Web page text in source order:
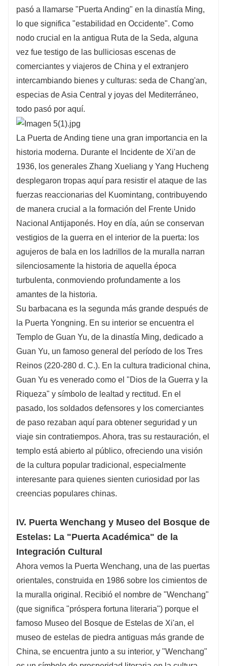
pasó a llamarse "Puerta Anding" en la dinastía Ming,
lo que significa "estabilidad en Occidente". Como
nodo crucial en la antigua Ruta de la Seda, alguna
vez fue testigo de las bulliciosas escenas de
comerciantes y viajeros de China y el extranjero
intercambiando bienes y culturas: seda de Chang'an,
especias de Asia Central y joyas del Mediterráneo,
todo pasó por aquí.
La Puerta de Anding tiene una gran importancia en la
historia moderna. Durante el Incidente de Xi'an de
1936, los generales Zhang Xueliang y Yang Hucheng
desplegaron tropas aquí para resistir el ataque de las
fuerzas reaccionarias del Kuomintang, contribuyendo
de manera crucial a la formación del Frente Unido
Nacional Antijaponés. Hoy en día, aún se conservan
vestigios de la guerra en el interior de la puerta: los
agujeros de bala en los ladrillos de la muralla narran
silenciosamente la historia de aquella época
turbulenta, conmoviendo profundamente a los
amantes de la historia.
Su barbacana es la segunda más grande después de
la Puerta Yongning. En su interior se encuentra el
Templo de Guan Yu, de la dinastía Ming, dedicado a
Guan Yu, un famoso general del período de los Tres
Reinos (220-280 d. C.). En la cultura tradicional china,
Guan Yu es venerado como el "Dios de la Guerra y la
Riqueza" y símbolo de lealtad y rectitud. En el
pasado, los soldados defensores y los comerciantes
de paso rezaban aquí para obtener seguridad y un
viaje sin contratiempos. Ahora, tras su restauración, el
templo está abierto al público, ofreciendo una visión
de la cultura popular tradicional, especialmente
interesante para quienes sienten curiosidad por las
creencias populares chinas.
IV. Puerta Wenchang y Museo del Bosque de
Estelas: La "Puerta Académica" de la
Integración Cultural
Ahora vemos la Puerta Wenchang, una de las puertas
orientales, construida en 1986 sobre los cimientos de
la muralla original. Recibió el nombre de "Wenchang"
(que significa "próspera fortuna literaria") porque el
famoso Museo del Bosque de Estelas de Xi'an, el
museo de estelas de piedra antiguas más grande de
China, se encuentra junto a su interior, y "Wenchang"